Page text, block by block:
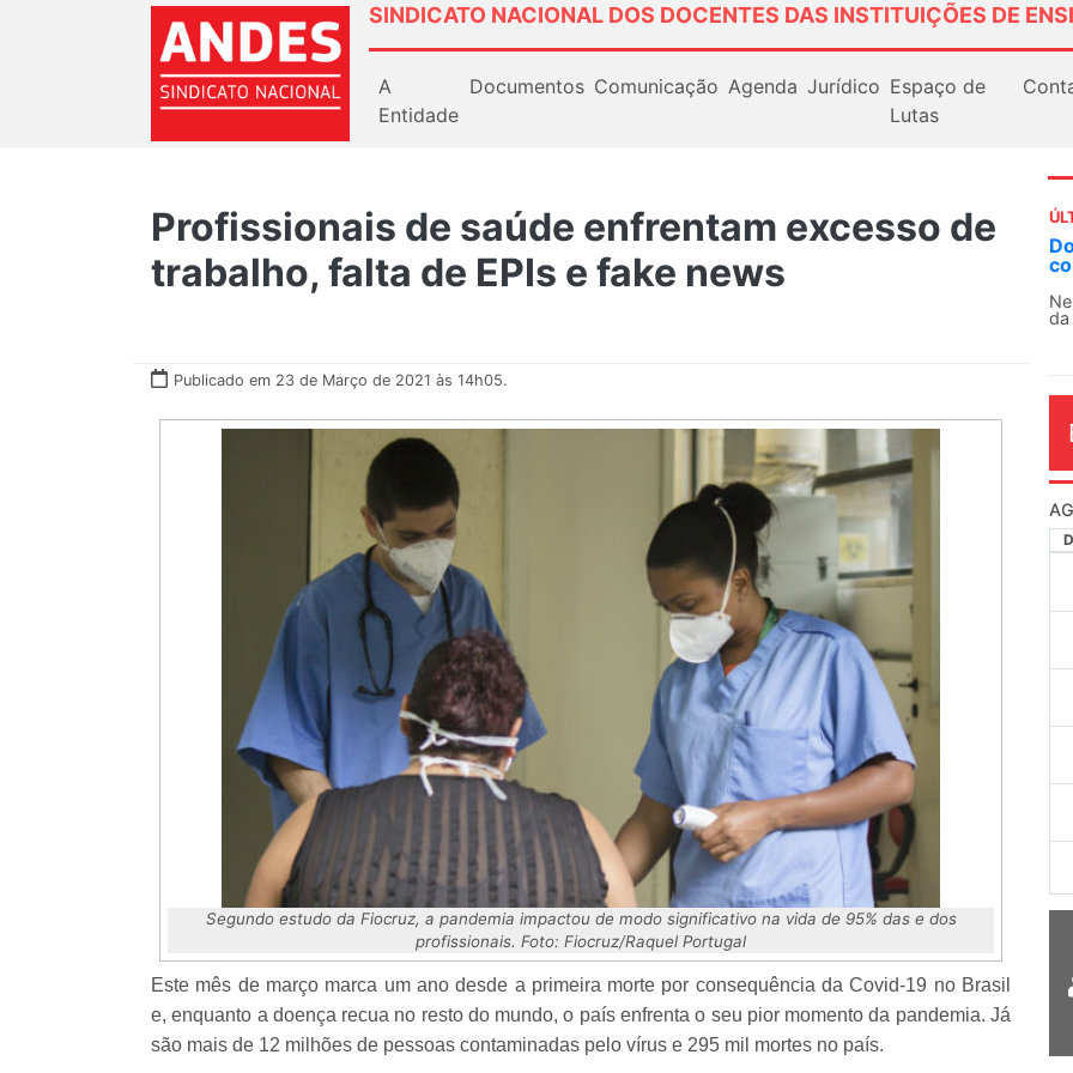
SINDICATO NACIONAL DOS DOCENTES DAS INSTITUIÇÕES DE
A
Entidade
Documentos Comunicação Agenda Jurídico Espaço de
Lutas
Profissionais de saúde enfrentam excesso de
trabalho, falta de EPIs e fake news
Publicado em 23 de Março de 2021 às 14h05.
Segundo estudo da Fiocruz, a pandemia impactou de modo significativo na vida de 95% das e dos
profissionais. Foto: Fiocruz/Raquel Portugal
Este mês de março marca um ano desde a primeira morte por consequência da Covid-19 no Brasil
e, enquanto a doença recua no resto do mundo, o país enfrenta o seu pior momento da pandemia. Já
são mais de 12 milhões de pessoas contaminadas pelo vírus e 295 mil mortes no país.
O